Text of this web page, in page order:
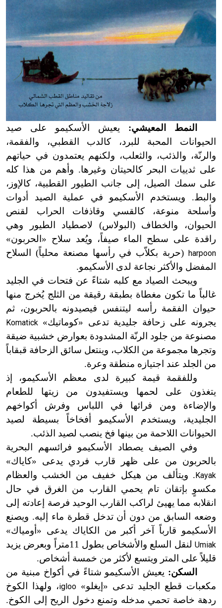
النمط المعيشي: يعيش الأسكيمو على صيد
الحيوانات المحبة للبرد، كالدب القطبي، والفقمة،
والرنّة، والذئب، والثعلب، ولكنهم يعتمدون في حياتهم
على ثدييات البحر كالحيتان وغيرها. وأهم من هذا كله
على سمك الصيل، إلى جانب الطيور القطبية، كالإوز،
والبط. ويستخدم الأسكيمو في عملية الصيد أدوات
وأسلحة منوعة، كالقسي وقاذفات الحراب لقنص
الحيوان، والخطاف (البولاس) لاصطياد الطيور وهي
راقدة على سطح الماء صيفاً، ويُعد سلاح «الحربون»
harpoon (حربة بكلاّب في رأسها مصنعة محلياً) السلاح
المفضل والأكثر نجاعة لدى الأسكيمو.
ويبحث الصياد مع كلبه شتاءً عن فتحات في الجليد
غالباً ما تكون مغطاة بطبقة رقيقة من الثلج يُخرج منها
حيوان الفقمة رأسه ليتنفس فيصيدونه بالحربون، ثم
يجرونه على زحافة جليدية تدعى «كوماتيك» Komatick
مصنوعة من جلود الرنّة المشدودة بعوارض خشبية ضيقة
وتجرها مجموعة من الكلاب، وينتعل سائق الزحافة قبقاباً
من الجلد عند اجتيازه منطقة وعرة.
وللفقمة قيمة كبيرة لدى معظم الأسكيمو، إذ
يتغذون على لحمها ويستفيدون من زيتها للطعام
والإضاءة ومن فرائها في اللباس وفرش أكواخهم
الجليدية، ويستخدم الأسكيمو أفخاخاً بسيطة لصيد
الحيوانات اللاحمة من بينها فخ ينصب لصيد الذئب.
وفي الصيف يصطاد الأسكيمو فرائسهم البحرية
بالحربون من على ظهر قارب فردي يدعى «كاياك»
Kayak . ويتألف من هيكل خفيف من الخشب والعظام
مكسوٍ بإتقان تام يحمي القارب من الغرق في حال
انقلابه مما يهيئ لراكب القارب الوحيد فرصة إعادته إلى
وضعه السابق من دون أن تدخل قطرة ماء إليه. ويصنع
الأسكيمو قارباً آخر أكبر من الكاياك يدعى «أومياك»
Umiak
لنقل السلع والأشخاص بطول 11متراً وبعرض يزيد
قليلاً على المتر ويتسع لأكثر من خمسة أشخاص.
السكن: يعيش الأسكيمو شتاءً في أكواخ مبنية من
مكعبات قطع الجليد تدعى «إيغلو» igloo، ولهذا الكوخ
ردهة خاصة تحمي مدخله وتمنع دخول الريح إلى الكوخ.